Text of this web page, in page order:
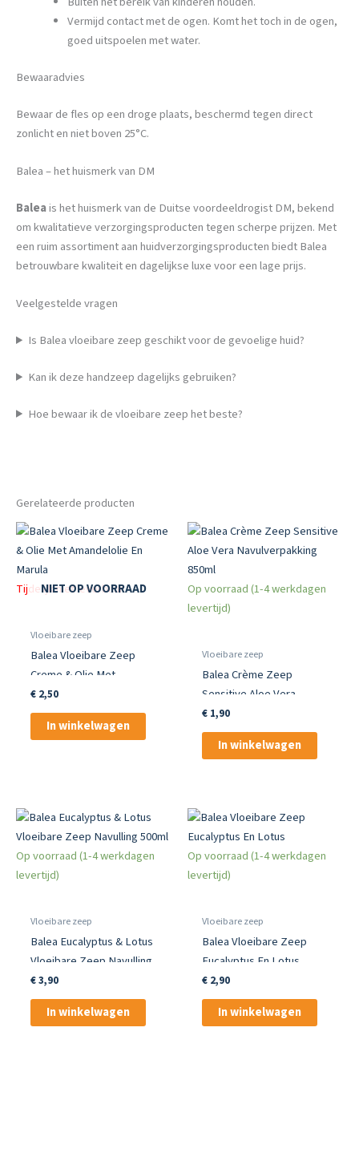
Vermijd contact met de ogen. Komt het toch in de ogen,
goed uitspoelen met water.
Bewaaradvies
Bewaar de fles op een droge plaats, beschermd tegen direct
zonlicht en niet boven 25°C.
Balea – het huismerk van DM
Baleais het huismerk van de Duitse voordeeldrogist DM, bekend
om kwalitatieve verzorgingsproducten tegen scherpe prijzen. Met
een ruim assortiment aan huidverzorgingsproducten biedt Balea
betrouwbare kwaliteit en dagelijkse luxe voor een lage prijs.
Veelgestelde vragen
Is Balea vloeibare zeep geschikt voor de gevoelige huid?
Kan ik deze handzeep dagelijks gebruiken?
Hoe bewaar ik de vloeibare zeep het beste?
Gerelateerde producten
NIET OP VOORRAAD
Tijdelijk niet leverbaar
Vloeibare zeep
Balea Vloeibare Zeep
Creme & Olie Met
Amandelolie En Marula
€2,50
In winkelwagen
Op voorraad (1-4 werkdagen
levertijd)
Vloeibare zeep
Balea Crème Zeep
Sensitive Aloe Vera
Navulverpakking 850ml
€1,90
In winkelwagen
Op voorraad (1-4 werkdagen
levertijd)
Vloeibare zeep
Balea Eucalyptus & Lotus
Vloeibare Zeep Navulling
500ml
€3,90
In winkelwagen
Op voorraad (1-4 werkdagen
levertijd)
Vloeibare zeep
Balea Vloeibare Zeep
Eucalyptus En Lotus
€2,90
In winkelwagen